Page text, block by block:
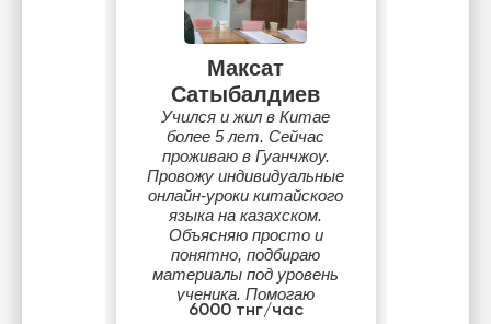
Максат
Сатыбалдиев
Учился и жил в Китае
более 5 лет. Сейчас
проживаю в Гуанчжоу.
Провожу индивидуальные
онлайн-уроки китайского
языка на казахском.
Объясняю просто и
понятно, подбираю
материалы под уровень
ученика. Помогаю
поступить в вузы Китая и
6000 тнг/час